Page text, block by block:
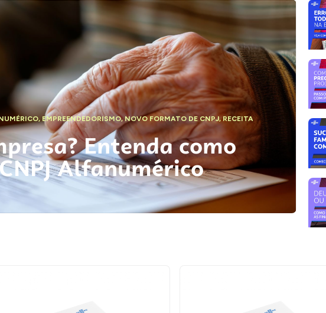
, EMPREENDEDORISMO,NOVO FORMATO DE CNPJ,RECEITA
Entenda como
Alfanumérico